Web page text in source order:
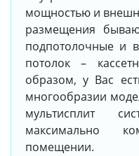
мощностью и
размещения
подпотолочные и
потолок –
образом, у Вас
многообразии
мультисплит
максимально
помещении.